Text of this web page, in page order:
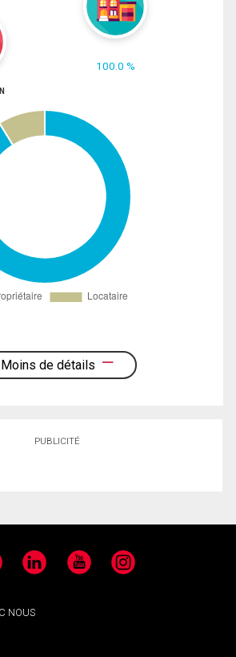
100.0 %
Moins de détails
PUBLICITÉ
LinkedIn YouTube Instagram
NOUS